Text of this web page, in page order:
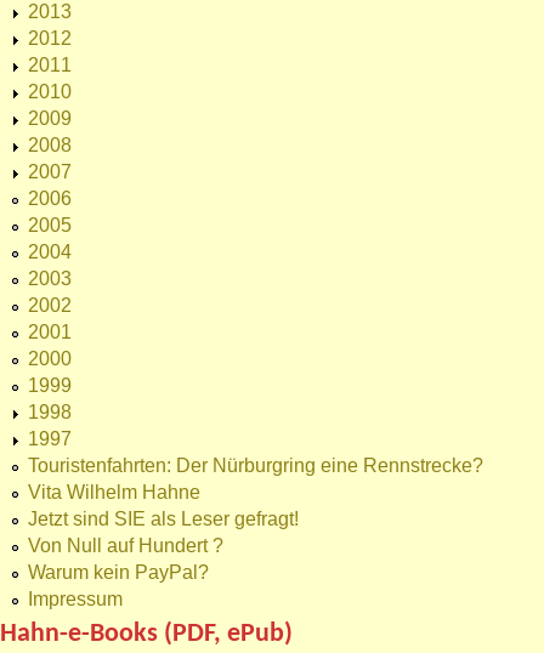
2013
2012
2011
2010
2009
2008
2007
2006
2005
2004
2003
2002
2001
2000
1999
1998
1997
Touristenfahrten: Der Nürburgring eine Rennstrecke?
Vita Wilhelm Hahne
Jetzt sind SIE als Leser gefragt!
Von Null auf Hundert ?
Warum kein PayPal?
Impressum
Hahn-e-Books (PDF, ePub)